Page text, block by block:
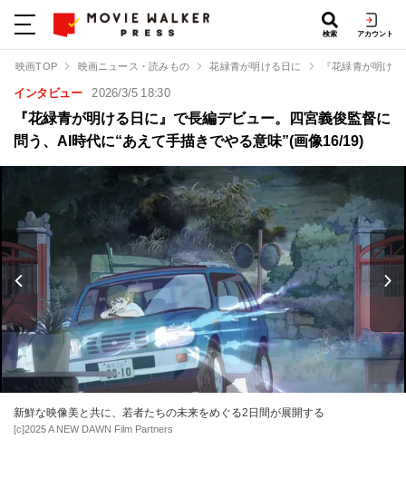
検索 アカウント
映画TOP 映画ニュース・読みもの 花緑青が明ける日に 『花緑青が明け
インタビュー 2026/3/5 18:30
『花緑青が明ける日に』で長編デビュー。四宮義俊監督に
問う、AI時代に“あえて手描きでやる意味”(画像16/19)
新鮮な映像美と共に、若者たちの未来をめぐる2日間が展開する
[c]2025 A NEW DAWN Film Partners